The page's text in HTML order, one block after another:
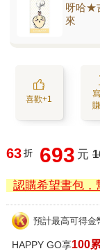
呀哈★
來
喜歡+1
63 折 693 元
認購希望書包，
預計最高可得金
HAPPY GO享100